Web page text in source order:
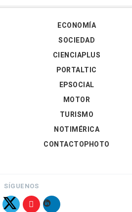
ECONOMÍA
SOCIEDAD
CIENCIAPLUS
PORTALTIC
EPSOCIAL
MOTOR
TURISMO
NOTIMÉRICA
CONTACTOPHOTO
SÍGUENOS